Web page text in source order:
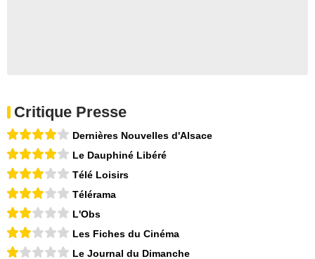
Critique Presse
Dernières Nouvelles d'Alsace
Le Dauphiné Libéré
Télé Loisirs
Télérama
L'Obs
Les Fiches du Cinéma
Le Journal du Dimanche